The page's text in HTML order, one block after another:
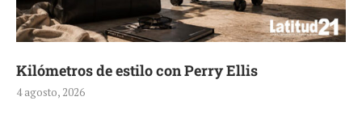
Kilómetros de estilo con Perry Ellis
4 agosto, 2026